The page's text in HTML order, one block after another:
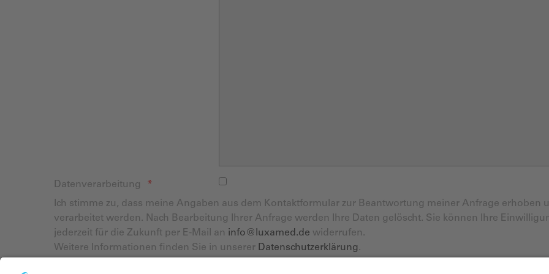
Datenverarbeitung
Ich stimme zu, dass meine Angaben aus dem Kontaktformular zur Beantwortung meiner Anfrage erhoben
verarbeitet werden. Nach Bearbeitung Ihrer Anfrage werden Ihre Daten gelöscht. Sie können Ihre
jederzeit für die Zukunft per E-Mail an info@luxamed.de widerrufen.
Weitere Informationen finden Sie in unserer Datenschutzerklärung .